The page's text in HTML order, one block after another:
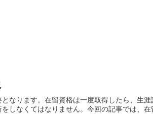
なります。在留資格は一度取得したら、生
しなくてはなりません。今回の記事では、